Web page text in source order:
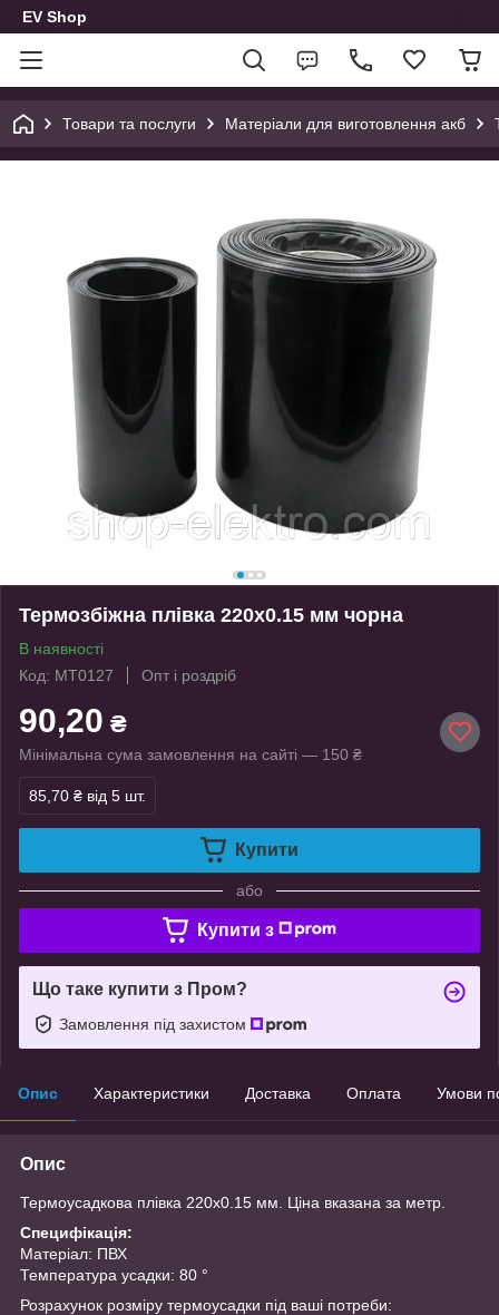
EV Shop
Товари та послуги Матеріали для виготовлення акб
Термозбіжна плівка 220х0.15 мм чорна
В наявності
Код: MT0127
Опт і роздріб
90,20 ₴
Мінімальна сума замовлення на сайті — 150 ₴
85,70 ₴ від 5 шт.
Купити
або
Купити з
Що таке купити з Пром?
Замовлення під захистом
Опис Характеристики Доставка Оплата Умови
Опис
Термоусадкова плівка 220х0.15 мм. Ціна вказана за метр.
Специфікація:
Матеріал: ПВХ
Температура усадки: 80 °
Розрахунок розміру термоусадки під ваші потреби: